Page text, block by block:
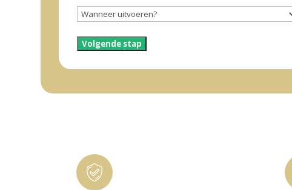
Wanneer
Volgende stap